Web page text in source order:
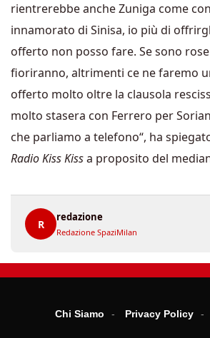
rientrerebbe anche Zuniga come
innamorato di Sinisa, io più di
offerto non posso fare. Se sono
fioriranno, altrimenti ce ne faremo
offerto molto oltre la clausola
molto stasera con Ferrero per
che parliamo a telefono“, ha
Radio Kiss Kissa proposito del
R
redazione
Redazione SpaziMilan
Chi Siamo Privacy Policy